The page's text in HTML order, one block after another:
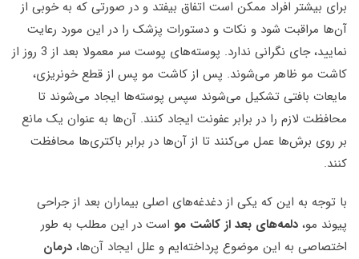
برای بیشتر افراد ممکن است اتفاق بیفتد و در صورتی که به خوبی از
آن‌ها مراقبت شود و نکات و دستورات پزشک را در این مورد رعایت
نمایید، جای نگرانی ندارد. پوسته‌های پوست سر معمولا بعد از 3 روز از
کاشت مو ظاهر می‌شوند. پس از کاشت مو پس از قطع خونریزی،
مایعات بافتی تشکیل می‌شوند سپس پوسته‌ها ایجاد می‌شوند تا
محافظت لازم را در برابر عفونت ایجاد کنند. آن‌ها به عنوان یک مانع
بر روی برش‌ها عمل می‌کنند تا از آن‌ها در برابر باکتری‌ها محافظت
کنند.
با توجه به این که یکی از دغدغه‌های اصلی بیماران بعد از جراحی
پیوند مو، دلمه‌های بعد از کاشت مو است در این مطلب به طور
اختصاصی به این موضوع پرداخته‌ایم و علل ایجاد آن‌ها، درمان